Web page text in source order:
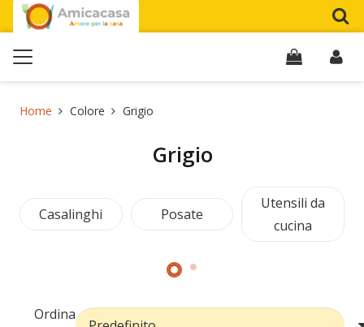
Home Colore Grigio
Grigio
Casalinghi Posate
Utensili da
cucina
Ordina